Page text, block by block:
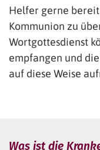
Helfer gerne
Kommunion zu
Wortgottesdienst
empfangen und
auf diese Weise
Was ist die